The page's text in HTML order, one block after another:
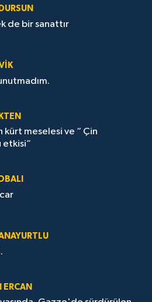
de bir sanattır
kürt meselesi ve “ Çin
etkisi”